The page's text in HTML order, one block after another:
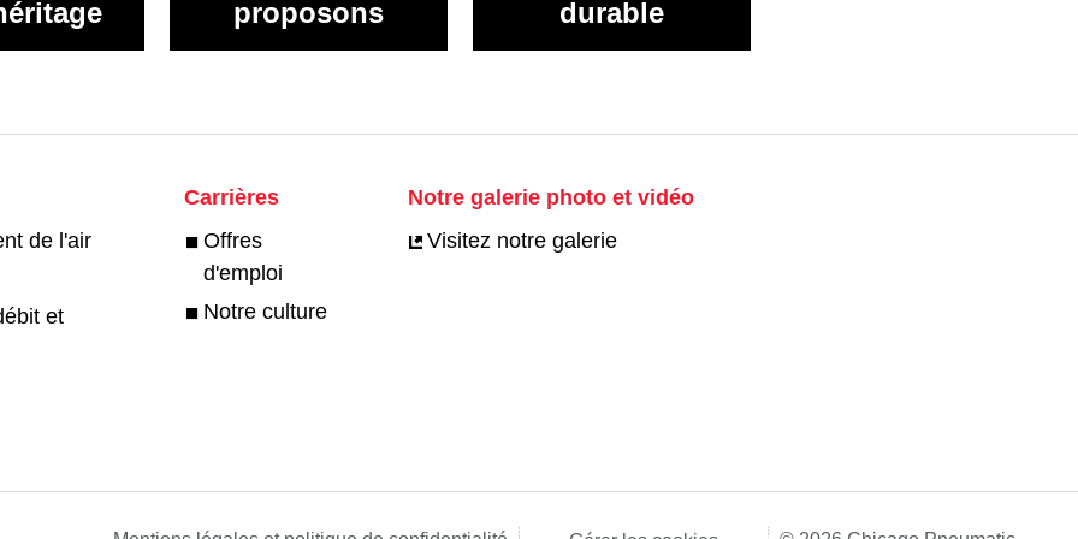
proposons
durable
de l'air
et
Carrières
Offres
d'emploi
Notre culture
Notre galerie photo et vidéo
Visitez notre galerie